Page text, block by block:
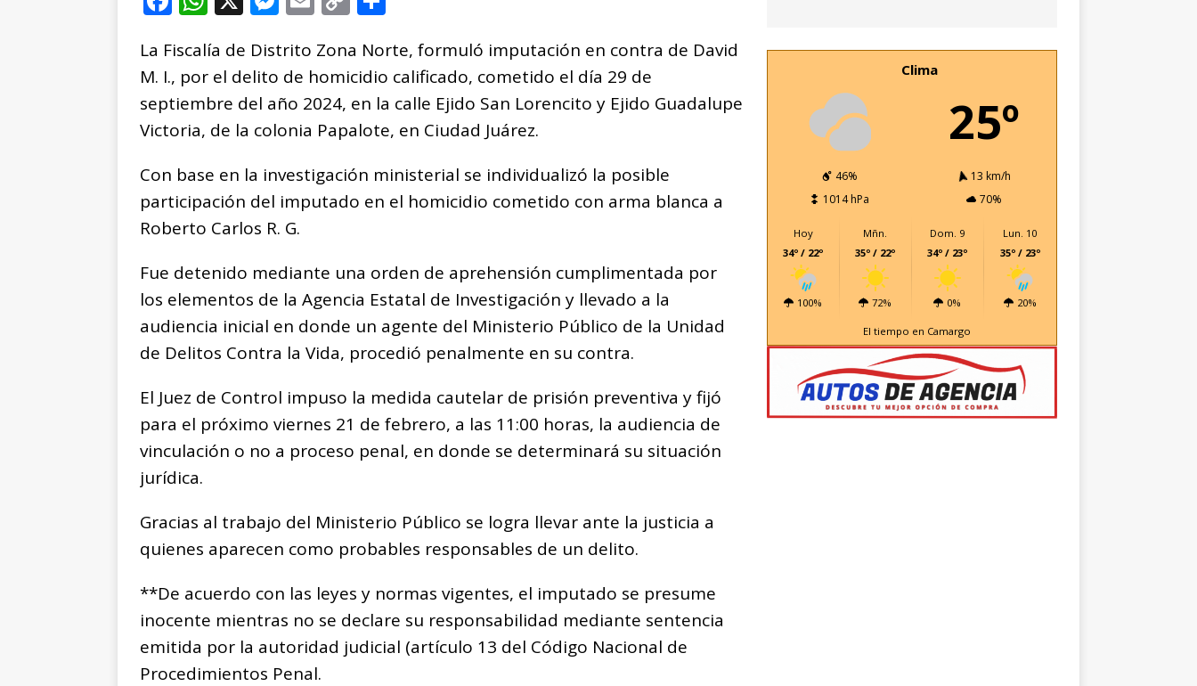
c
e
b
o
o
k
at
s
A
p
p
ss
e
n
g
e
r
ai
l
p
y
Li
n
k
m
p
ar
ti
r
La Fiscalía de Distrito Zona Norte, formuló imputación en contra de David
M. I., por el delito de homicidio calificado, cometido el día 29 de
septiembre del año 2024, en la calle Ejido San Lorencito y Ejido Guadalupe
Victoria, de la colonia Papalote, en Ciudad Juárez.
Con base en la investigación ministerial se individualizó la posible
participación del imputado en el homicidio cometido con arma blanca a
Roberto Carlos R. G.
Fue detenido mediante una orden de aprehensión cumplimentada por
los elementos de la Agencia Estatal de Investigación y llevado a la
audiencia inicial en donde un agente del Ministerio Público de la Unidad
de Delitos Contra la Vida, procedió penalmente en su contra.
El Juez de Control impuso la medida cautelar de prisión preventiva y fijó
para el próximo viernes 21 de febrero, a las 11:00 horas, la audiencia de
vinculación o no a proceso penal, en donde se determinará su situación
jurídica.
Gracias al trabajo del Ministerio Público se logra llevar ante la justicia a
quienes aparecen como probables responsables de un delito.
**De acuerdo con las leyes y normas vigentes, el imputado se presume
inocente mientras no se declare su responsabilidad mediante sentencia
emitida por la autoridad judicial (artículo 13 del Código Nacional de
Procedimientos Penal.
Clima
25º
46%
13 km/h
1014 hPa
70%
Hoy
34º / 22º
100%
Mñn.
35º / 22º
72%
Dom. 9
34º / 23º
0%
Lun. 10
35º / 23º
20%
El tiempo en Camargo